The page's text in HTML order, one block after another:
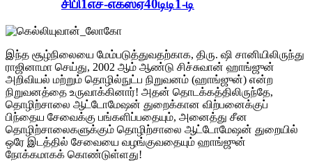
சிபி1எச்-எக்ஸ்ஏ40டிடி1-டி
இந்த சூழ்நிலையை மேம்படுத்துவதற்காக, திரு. ஷி சானியிலிருந்து
ராஜினாமா செய்து, 2002 ஆம் ஆண்டு சிச்சுவான் ஹாங்ஜுன்
அறிவியல் மற்றும் தொழில்நுட்ப நிறுவனம் (ஹாங்ஜுன்) என்ற
நிறுவனத்தை உருவாக்கினார்! அதன் தொடக்கத்திலிருந்தே,
தொழிற்சாலை ஆட்டோமேஷன் துறைக்கான விற்பனைக்குப்
பிந்தைய சேவைக்கு பங்களிப்பதையும், அனைத்து சீன
தொழிற்சாலைகளுக்கும் தொழிற்சாலை ஆட்டோமேஷன் துறையில்
ஒரே இடத்தில் சேவையை வழங்குவதையும் ஹாங்ஜுன்
நோக்கமாகக் கொண்டுள்ளது!